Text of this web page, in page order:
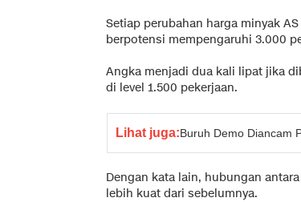
Setiap perubahan harga minyak
berpotensi mempengaruhi 3.000
Angka menjadi dua kali lipat jika
di level 1.500 pekerjaan.
Lihat juga:Buruh Demo Diancam
Dengan kata lain, hubungan
lebih kuat dari sebelumnya.